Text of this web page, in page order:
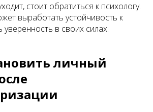
стоит обратиться к психологу.
выработать устойчивость к
уверенность в своих силах.
личный